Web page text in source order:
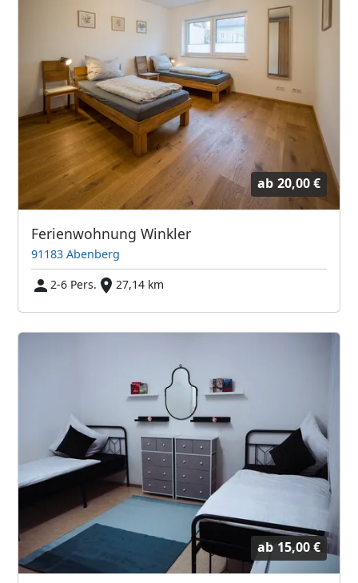
ab 20,00 €
Ferienwohnung Winkler
91183 Abenberg
2-6 Pers.
27,14 km
ab 15,00 €